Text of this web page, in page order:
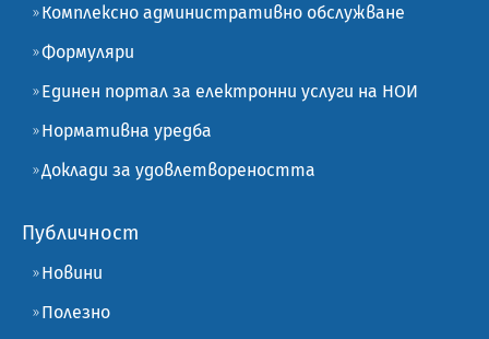
Комплексно административно обслужване
Формуляри
Единен портал за електронни услуги на НОИ
Нормативна уредба
Доклади за удовлетвореността
Публичност
Новини
Полезно